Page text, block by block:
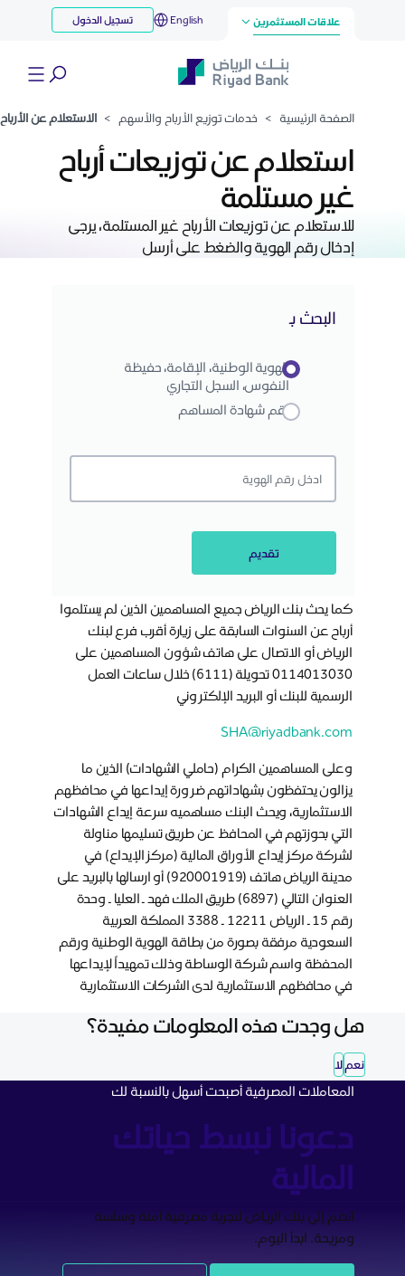
تخطي إلى المحتوى الرئيسيعن الأرباح غير المحصلةعلاقات المستثمرين English تسجيل الدخول
الصفحة الرئيسية > خدمات توزيع الأرباح والأسهم > الاستعلام عن الأرباح
استعلام عن توزيعات أرباح
غير مستلمة
للاستعلام عن توزيعات الأرباح غير المستلمة، يرجى
إدخال رقم الهوية والضغط على أرسل
البحث بـ
الهوية الوطنية، الإقامة، حفيظة
النفوس، السجل التجاري
رقم شهادة المساهم
تقديم
كما يحث بنك الرياض جميع المساهمين الذين لم يستلموا
أرباح عن السنوات السابقة على زيارة أقرب فرع لبنك
الرياض أو الاتصال على هاتف شؤون المساهمين على
0114013030 تحويلة (6111) خلال ساعات العمل
الرسمية للبنك أو البريد الإلكتروني
SHA@riyadbank.com
وعلى المساهمين الكرام (حاملي الشهادات) الذين ما
يزالون يحتفظون بشهاداتهم ضرورة إيداعها في محافظهم
الاستثمارية، ويحث البنك مساهميه سرعة إيداع الشهادات
التي بحوزتهم في المحافظ عن طريق تسليمها مناولة
لشركة مركز إيداع الأوراق المالية (مركز الإيداع) في
مدينة الرياض هاتف (920001919) أو ارسالها بالبريد على
العنوان التالي (6897) طريق الملك فهد ـ العليا ـ وحدة
رقم 15 ـ الرياض 12211 ـ 3388 المملكة العربية
السعودية مرفقة بصورة من بطاقة الهوية الوطنية ورقم
المحفظة واسم شركة الوساطة وذلك تمهيداً لإيداعها
في محافظهم الاستثمارية لدى الشركات الاستثمارية
هل وجدت هذه المعلومات مفيدة؟
نعملا
المعاملات المصرفية أصبحت أسهل بالنسبة لك
دعونا نبسط حياتك
المالية
انضم إلى بنك الرياض لتجربة مصرفية آمنة وسلسة
ومريحة. ابدأ اليوم.